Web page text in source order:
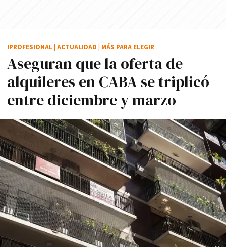
Aseguran que la oferta de
alquileres en CABA se triplicó
entre diciembre y marzo
IPROFESIONAL ACTUALIDAD MÁS PARA ELEGIR